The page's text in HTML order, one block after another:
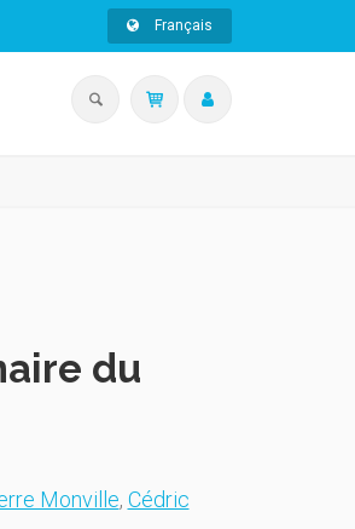
Français
du
Monville, Cédric